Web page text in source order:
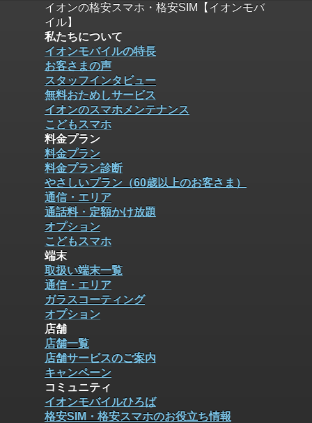
イオンの格安スマホ・格安SIM【イオンモバ
イル】
私たちについて
イオンモバイルの特長
お客さまの声
スタッフインタビュー
無料おためしサービス
イオンのスマホメンテナンス
こどもスマホ
料金プラン
料金プラン
料金プラン診断
やさしいプラン（60歳以上のお客さま）
通信・エリア
通話料・定額かけ放題
オプション
こどもスマホ
端末
取扱い端末一覧
通信・エリア
ガラスコーティング
オプション
店舗
店舗一覧
店舗サービスのご案内
キャンペーン
コミュニティ
イオンモバイルひろば
格安SIM・格安スマホのお役立ち情報